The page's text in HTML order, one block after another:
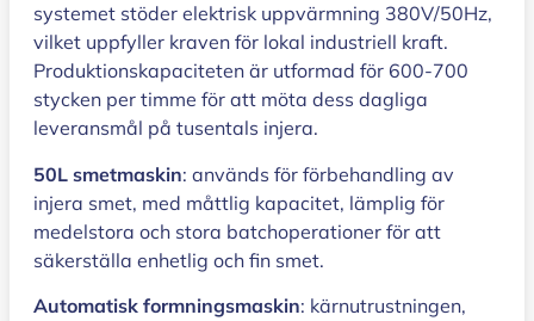
systemet stöder elektrisk uppvärmning 380V/50Hz,
vilket uppfyller kraven för lokal industriell kraft.
Produktionskapaciteten är utformad för 600-700
stycken per timme för att möta dess dagliga
leveransmål på tusentals injera.
50L smetmaskin: används för förbehandling av
injera smet, med måttlig kapacitet, lämplig för
medelstora och stora batchoperationer för att
säkerställa enhetlig och fin smet.
Automatisk formningsmaskin: kärnutrustningen,